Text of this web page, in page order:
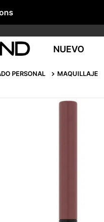
NUEVO
PERSONAL MAQUILLAJE